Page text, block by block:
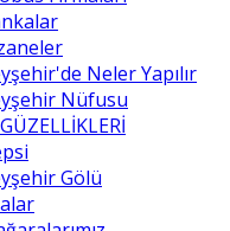
Neler Yapılır
Nüfusu
Gölü